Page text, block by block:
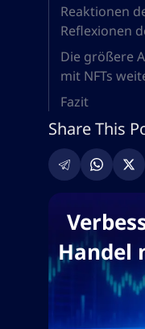
Reaktionen
Reflexionen
Die größere
mit NFTs
Fazit
Share This
Handel